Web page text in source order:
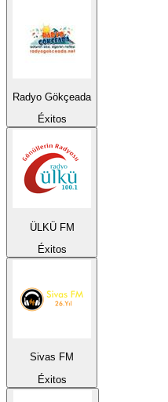
Radyo Gökçeada
Éxitos
ÜLKÜ FM
Éxitos
Sivas FM
Éxitos